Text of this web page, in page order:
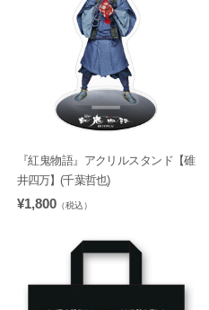
『紅鬼物語』アクリルスタンド【碓
井四万】(千葉哲也)
¥1,800 （税込）